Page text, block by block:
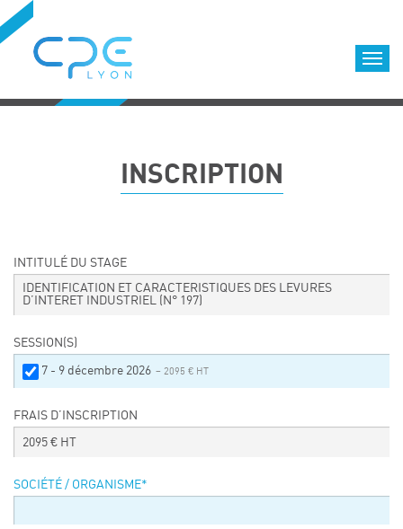
Formations diplômantes
Equipe
Nous choisir
LOCATION DE SALLES DE FORMATION
Accès
Événements
FRENCH-CHINESE CONFERENCE ON GREEN
INSCRIPTION
INTITULÉ DU STAGE
IDENTIFICATION ET CARACTERISTIQUES DES LEVURES
D’INTERET INDUSTRIEL (N° 197)
SESSION(S)
7 - 9 décembre 2026 – 2095 € HT
FRAIS D’INSCRIPTION
2095 € HT
SOCIÉTÉ / ORGANISME*
Cookies management panel